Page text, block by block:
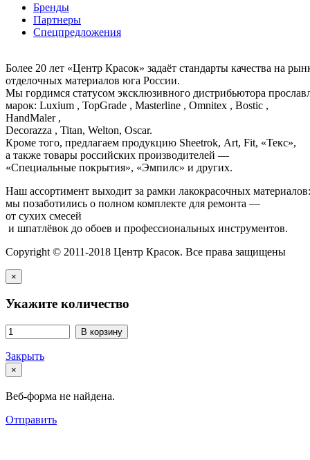
Бренды
Партнеры
Спецпредложения
Более 20 лет «Центр Красок» задаёт стандарты качества на
отделочных материалов юга России.
Мы гордимся статусом эксклюзивного дистрибьютора
марок: Luxium , TopGrade , Masterline , Omnitex , Bostic ,
HandMaler ,
Decorazza , Titan, Welton, Oscar.
Кроме того, предлагаем продукцию Sheetrok, Art, Fit, «Текс»,
а также товары российских производителей —
«Специальные покрытия», «Эмпилс» и других.
Наш ассортимент выходит за рамки лакокрасочных
мы позаботились о полном комплекте для ремонта —
от сухих смесей
и шпатлёвок до обоев и профессиональных инструментов.
Copyright © 2011-2018 Центр Красок. Все права защищены
×
Укажите количество
В корзину
Закрыть
×
Веб-форма не найдена.
Отправить